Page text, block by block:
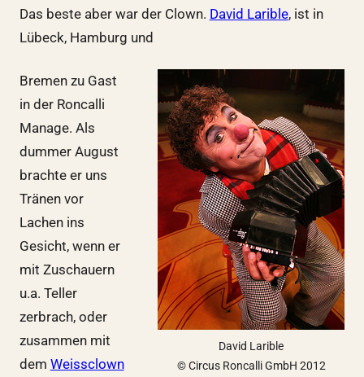
Das beste aber war der Clown. David Larible, ist in
Lübeck, Hamburg und
David Larible
© Circus Roncalli GmbH 2012
Bremen zu Gast
in der Roncalli
Manage. Als
dummer August
brachte er uns
Tränen vor
Lachen ins
Gesicht, wenn er
mit Zuschauern
u.a. Teller
zerbrach, oder
zusammen mit
dem Weissclown